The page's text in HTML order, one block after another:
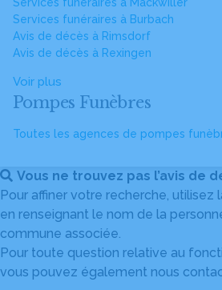
Services funéraires à Burbach
Avis de décès à Rimsdorf
Avis de décès à Rexingen
Voir plus
Pompes Funèbres
Toutes les agences de pompes
Vous ne trouvez pas l’avis de
Pour affiner votre recherche, utilisez
en renseignant le nom de la
commune associée.
Pour toute question relative au
vous pouvez également nous